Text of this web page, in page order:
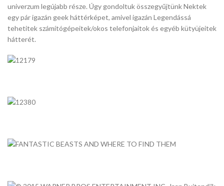
univerzum legújabb része. Úgy gondoltuk összegyűjtünk Nektek
egy pár igazán geek háttérképet, amivel igazán Legendássá
tehetitek számítógépeitek/okos telefonjaitok és egyéb kütyüjeitek
hátterét.